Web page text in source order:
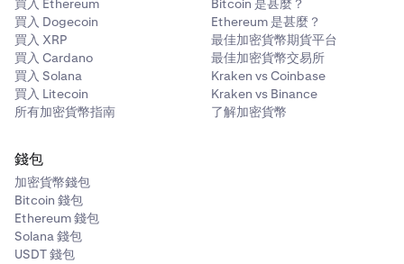
買入 Ethereum
買入 Dogecoin
買入 XRP
買入 Cardano
買入 Solana
買入 Litecoin
所有加密貨幣指南
Bitcoin 是甚麼？
Ethereum 是甚麼？
最佳加密貨幣期貨平台
最佳加密貨幣交易所
Kraken vs Coinbase
Kraken vs Binance
了解加密貨幣
錢包
加密貨幣錢包
Bitcoin 錢包
Ethereum 錢包
Solana 錢包
USDT 錢包